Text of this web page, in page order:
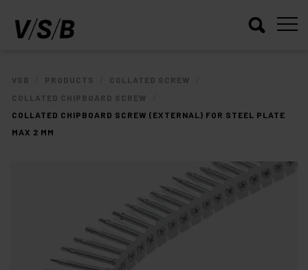
VSB PRODUCTS COLLATED SCREW
COLLATED CHIPBOARD SCREW
COLLATED CHIPBOARD SCREW (EXTERNAL) FOR STEEL PLATE
MAX 2 MM